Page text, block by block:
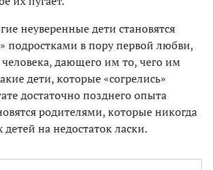
неуверенные дети становятся
в пору первой любви,
человека, дающего им то, чего им
дети, которые «согрелись»
достаточно позднего опыта
родителями, которые никогда
детей на недостаток ласки.